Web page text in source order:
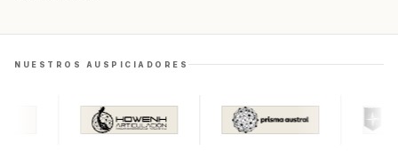
NUESTROS AUSPICIADORES